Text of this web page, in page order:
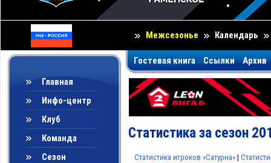
Межсезонье Календарь
Главная
Инфо-центр
Клуб
Команда
Сезон
Гостевая книга Ссылки Архив
Статистика за сезон
Статистика игроков «Сатурна» |